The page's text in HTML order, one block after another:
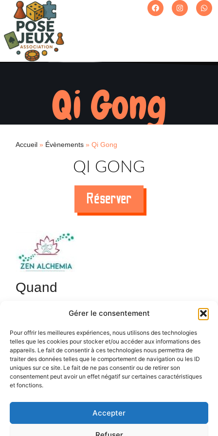
Gérer le consentement
Pour offrir les meilleures expériences, nous utilisons des technologies
telles que les cookies pour stocker et/ou accéder aux informations des
appareils. Le fait de consentir à ces technologies nous permettra de
traiter des données telles que le comportement de navigation ou les ID
uniques sur ce site. Le fait de ne pas consentir ou de retirer son
consentement peut avoir un effet négatif sur certaines caractéristiques
et fonctions.
Accepter
Qi Gong
Accueil » Évènements » Qi Gong
QI GONG
Réserver
Quand
29 décembre 2025
Ajouter au Calendrier
Télécharger ICS
Calendrier Google
Cours de Qi Gong de 18h45 à 20h15 avec Sébastien.
zenalchemia.com.